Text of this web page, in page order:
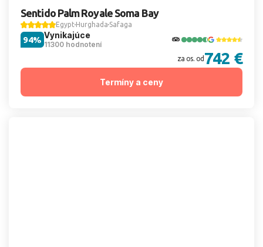
Sentido Palm Royale Soma Bay
Egypt Hurghada Safaga
Vynikajúce
11300 hodnotení
94%
za os. od 742 €
Termíny a ceny